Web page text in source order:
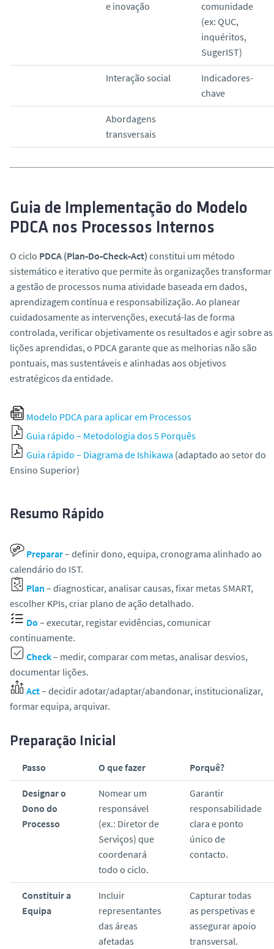
e inovação
comunidade
(ex: QUC,
inquéritos,
SugerIST)
Interação social
Indicadores-
chave
Abordagens
transversais
Guia de Implementação do Modelo
PDCA nos Processos Internos
O ciclo PDCA (Plan‑Do‑Check‑Act) constitui um método
sistemático e iterativo que permite às organizações transformar
a gestão de processos numa atividade baseada em dados,
aprendizagem contínua e responsabilização. Ao planear
cuidadosamente as intervenções, executá-las de forma
controlada, verificar objetivamente os resultados e agir sobre as
lições aprendidas, o PDCA garante que as melhorias não são
pontuais, mas sustentáveis e alinhadas aos objetivos
estratégicos da entidade.
Modelo PDCA para aplicar em Processos
Guia rápido – Metodologia dos 5 Porquês
Guia rápido – Diagrama de Ishikawa (adaptado ao setor do
Ensino Superior)
Resumo Rápido
Preparar– definir dono, equipa, cronograma alinhado ao
calendário do IST.
Plan – diagnosticar, analisar causas, fixar metas SMART,
escolher KPIs, criar plano de ação detalhado.
Do – executar, registar evidências, comunicar
continuamente.
Check– medir, comparar com metas, analisar desvios,
documentar lições.
Act– decidir adotar/adaptar/abandonar, institucionalizar,
formar equipa, arquivar.
Preparação Inicial
Passo O que fazer Porquê?
Designar o
Dono do
Processo
Nomear um
responsável
(ex.: Diretor de
Serviços) que
coordenará
todo o ciclo.
Garantir
responsabilidade
clara e ponto
único de
contacto.
Constituir a
Equipa
Incluir
representantes
das áreas
afetadas
Capturar todas
as perspetivas e
assegurar apoio
transversal.